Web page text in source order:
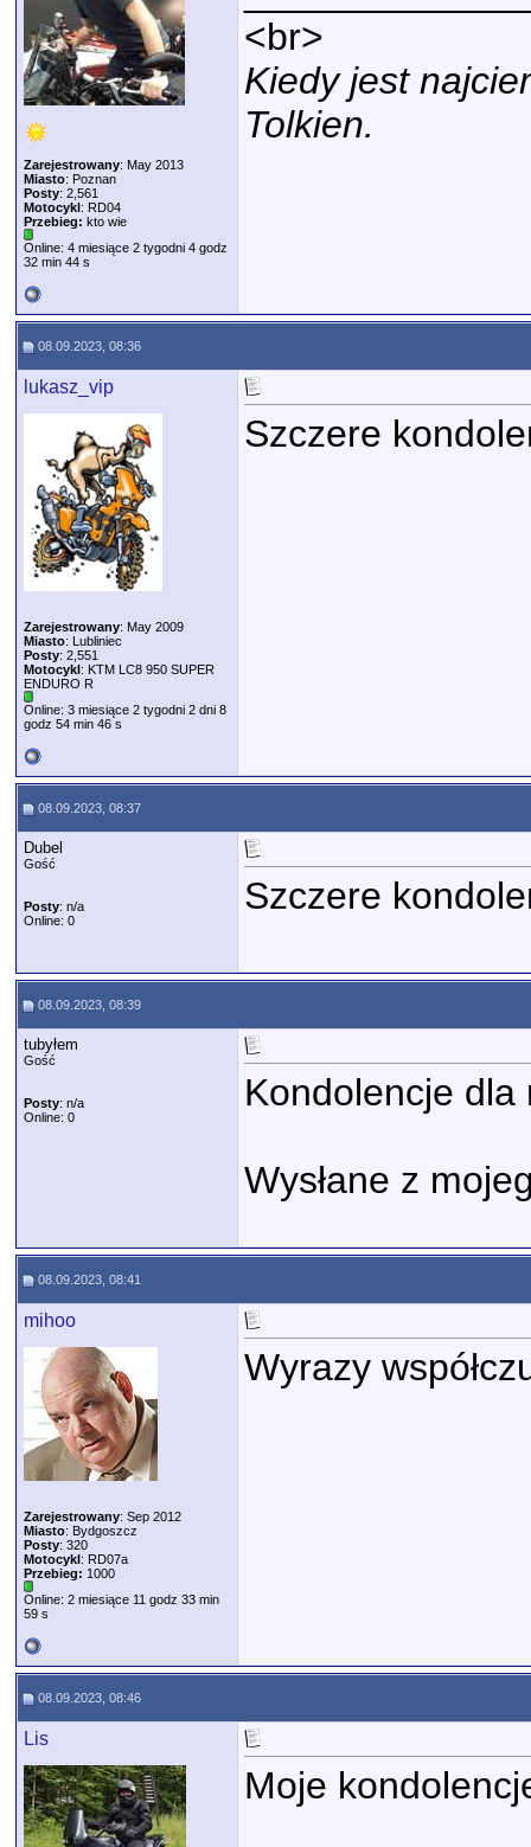
Zarejestrowany: May 2013
Miasto: Poznan
Posty: 2,561
Motocykl: RD04
Przebieg: kto wie
Online: 4 miesiące 2 tygodni 4 godz
32 min 44 s
<br>
Kiedy jest
Tolkien.
08.09.2023, 08:36
lukasz_vip
Zarejestrowany: May 2009
Miasto: Lubliniec
Posty: 2,551
Motocykl: KTM LC8 950 SUPER
ENDURO R
Online: 3 miesiące 2 tygodni 2 dni 8
godz 54 min 46 s
Szczere
08.09.2023, 08:37
Dubel
Gość
Posty: n/a
Online: 0
Szczere
08.09.2023, 08:39
tubyłem
Gość
Posty: n/a
Online: 0
Kondolencje dla
Wysłane z
08.09.2023, 08:41
mihoo
Zarejestrowany: Sep 2012
Miasto: Bydgoszcz
Posty: 320
Motocykl: RD07a
Przebieg: 1000
Online: 2 miesiące 11 godz 33 min
59 s
Wyrazy
08.09.2023, 08:46
Lis
Moje